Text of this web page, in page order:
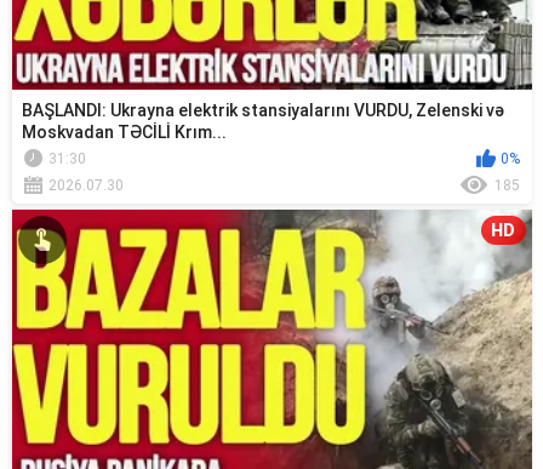
BAŞLANDI: Ukrayna elektrik stansiyalarını VURDU, Zelenski və
Moskvadan TƏCİLİ Krım...
31:30
0%
2026.07.30
185
HD